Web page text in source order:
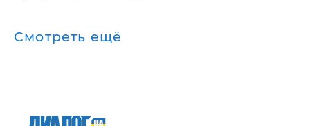
Смотреть ещё